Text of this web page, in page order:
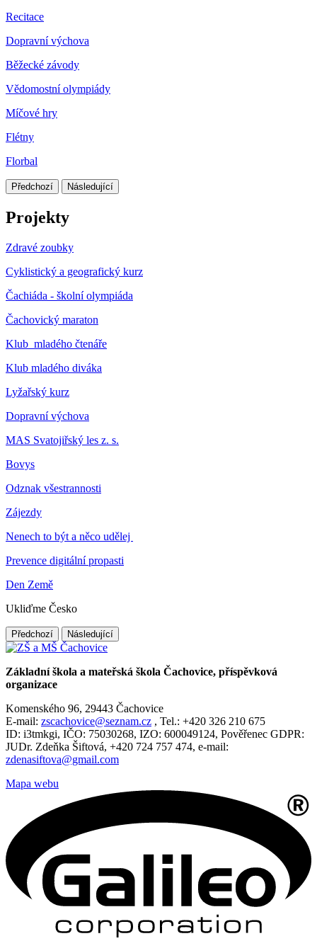
Recitace
Dopravní výchova
Běžecké závody
Vědomostní olympiády
Míčové hry
Flétny
Florbal
Předchozí Následující
Projekty
Zdravé zoubky
Cyklistický a geografický kurz
Čachiáda - školní olympiáda
Čachovický maraton
Klub mladého čtenáře
Klub mladého diváka
Lyžařský kurz
Dopravní výchova
MAS Svatojiřský les z. s.
Bovys
Odznak všestrannosti
Zájezdy
Nenech to být a něco udělej
Prevence digitální propasti
Den Země
Ukliďme Česko
Předchozí Následující
Základní škola a mateřská škola Čachovice, příspěvková
organizace
Komenského 96, 29443 Čachovice
E-mail: zscachovice@seznam.cz , Tel.: +420 326 210 675
ID: i3tmkgi, IČO: 75030268, IZO: 600049124, Pověřenec GDPR:
JUDr. Zdeňka Šiftová, +420 724 757 474, e-mail:
zdenasiftova@gmail.com
Mapa webu